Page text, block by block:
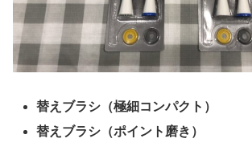
替えブラシ（極細コンパクト）
替えブラシ（ポイント磨き）